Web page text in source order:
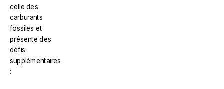
celle des
carburants
fossiles et
présente des
défis
supplémentaires
: